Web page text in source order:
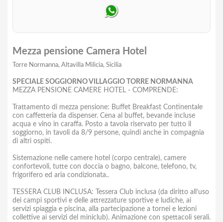
Mezza pensione Camera Hotel
Torre Normanna, Altavilla Milicia, Sicilia
SPECIALE SOGGIORNO VILLAGGIO TORRE NORMANNA
MEZZA PENSIONE CAMERE HOTEL - COMPRENDE:
Trattamento di mezza pensione: Buffet Breakfast Continentale
con caffetteria da dispenser. Cena al buffet, bevande incluse
acqua e vino in caraffa. Posto a tavola riservato per tutto il
soggiorno, in tavoli da 8/9 persone, quindi anche in compagnia
di altri ospiti.
Sistemazione nelle camere hotel (corpo centrale), camere
confortevoli, tutte con doccia o bagno, balcone, telefono, tv,
frigorifero ed aria condizionata..
TESSERA CLUB INCLUSA: Tessera Club inclusa (da diritto all’uso
dei campi sportivi e delle attrezzature sportive e ludiche, ai
servizi spiaggia e piscina, alla partecipazione a tornei e lezioni
collettive ai servizi del miniclub). Animazione con spettacoli serali.